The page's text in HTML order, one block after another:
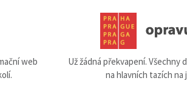
web
Už žádná překvapení. Všechny
na hlavních tazích na